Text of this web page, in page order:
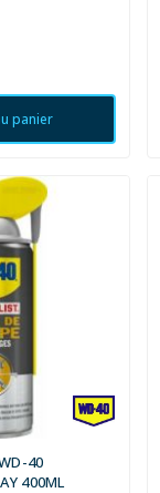
panier
40
400ML